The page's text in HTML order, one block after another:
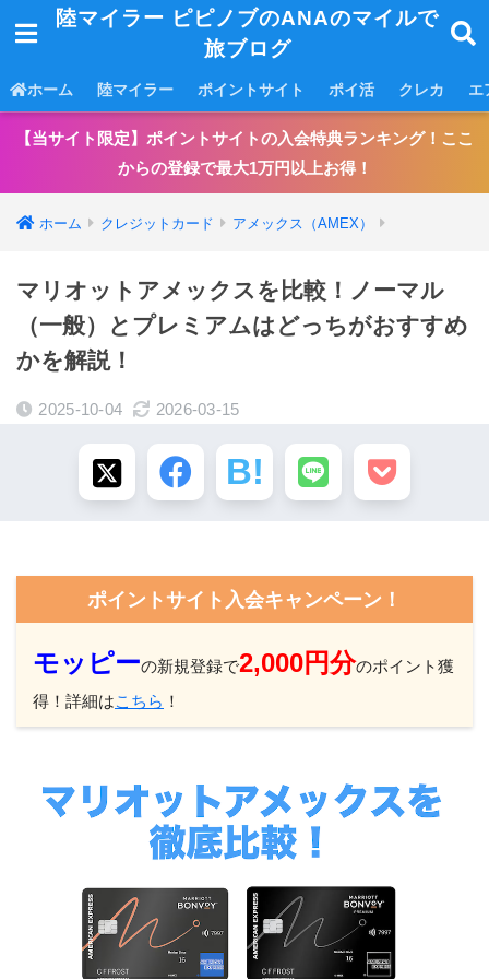
陸マイラー ピピノブのANAのマイルで
旅ブログ
ホーム 陸マイラー ポイントサイト ポイ活 クレカ エ
【当サイト限定】ポイントサイトの入会特典ランキング！ここ
からの登録で最大1万円以上お得！
ホーム クレジットカード アメックス（AMEX）
マリオットアメックスを比較！ノーマル
（一般）とプレミアムはどっちがおすすめ
かを解説！
2025-10-04 2026-03-15
ポイントサイト入会キャンペーン！
モッピーの新規登録で2,000円分のポイント獲
得！詳細はこちら ！